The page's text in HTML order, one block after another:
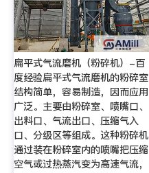
扁平式气流磨机（粉碎机）-百
度经验扁平式气流磨机的粉碎室
结构简单，容易制造，因而应用
广泛。主要由粉碎室、喷嘴口、
出料口、气流出口、压缩气入
口、分级区等组成。这种粉碎机
通过装在粉碎室内的喷嘴把压缩
空气或过热蒸汽变为高速气流，